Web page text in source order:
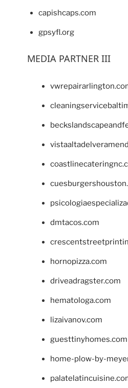
capishcaps.com
gpsyfl.org
MEDIA PARTNER III
dmtacos.com
hornopizza.com
driveadragster.com
hematologa.com
lizaivanov.com
guesttinyhomes.com
home-plow-by-